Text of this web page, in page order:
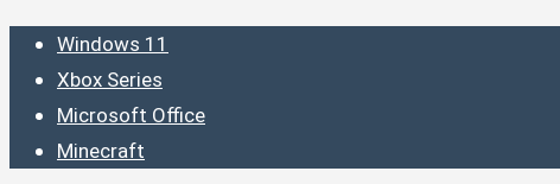
Windows 11
Xbox Series
Microsoft Office
Minecraft